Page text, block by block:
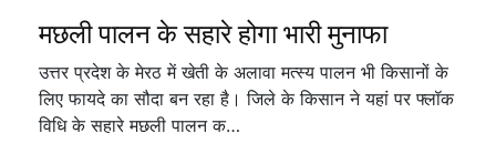
मछली पालन के सहारे होगा भारी मुनाफा
उत्तर प्रदेश के मेरठ में खेती के अलावा मत्स्य पालन भी किसानों के
लिए फायदे का सौदा बन रहा है। जिले के किसान ने यहां पर फ्लॉक
विधि के सहारे मछली पालन क…